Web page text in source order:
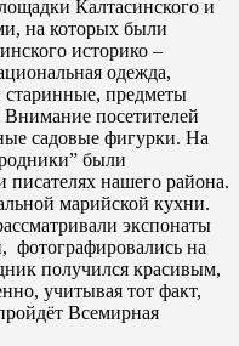
Калтасинского и
на которых были
историко –
одежда,
старинные, предметы
Внимание посетителей
садовые фигурки. На
были
писателях нашего района.
марийской кухни.
экспонаты
фотографировались на
получился красивым,
учитывая тот факт,
Всемирная